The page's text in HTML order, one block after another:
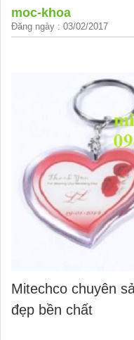
moc-khoa
Đăng ngày : 03/02/2017
Mitechco chuyên
đẹp bền chất